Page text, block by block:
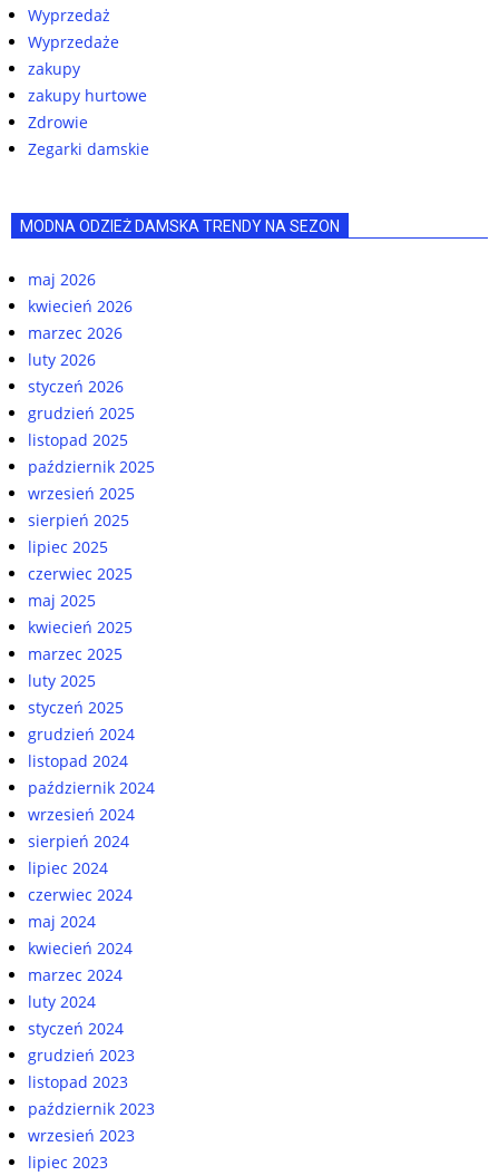
Wyprzedaż
Wyprzedaże
zakupy
zakupy hurtowe
Zdrowie
Zegarki damskie
MODNA ODZIEŻ DAMSKA TRENDY NA SEZON
maj 2026
kwiecień 2026
marzec 2026
luty 2026
styczeń 2026
grudzień 2025
listopad 2025
październik 2025
wrzesień 2025
sierpień 2025
lipiec 2025
czerwiec 2025
maj 2025
kwiecień 2025
marzec 2025
luty 2025
styczeń 2025
grudzień 2024
listopad 2024
październik 2024
wrzesień 2024
sierpień 2024
lipiec 2024
czerwiec 2024
maj 2024
kwiecień 2024
marzec 2024
luty 2024
styczeń 2024
grudzień 2023
listopad 2023
październik 2023
wrzesień 2023
lipiec 2023